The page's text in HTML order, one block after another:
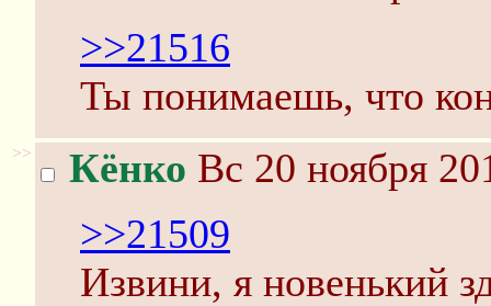
>>21516
Ты понимаешь, что
>> Кёнко Вс 20 ноября
>>21509
Извини, я новенький